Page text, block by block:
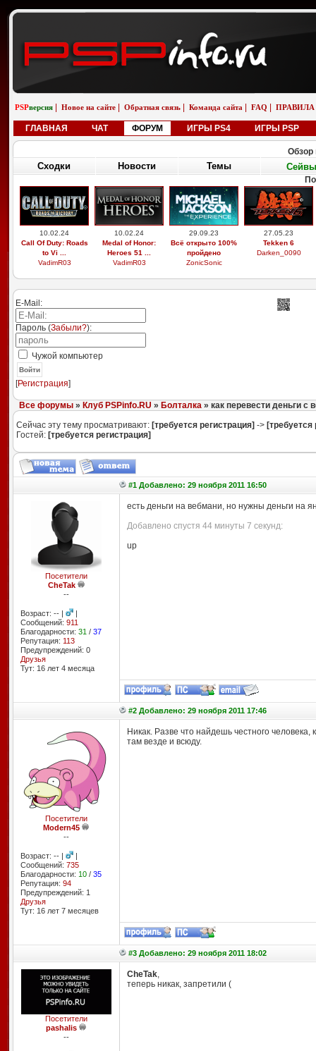
PSPверсия Новое на сайте Обратная связь Команда сайта FAQ ПРАВИЛА
ГЛАВНАЯ ЧАТ ФОРУМ ИГРЫ PS4 ИГРЫ PSP
Обзор
Сходки Новости Темы Сейвы
10.02.24
Call Of Duty: Roads
to Vi ...
VadimR03
10.02.24
Medal of Honor:
Heroes 51 ...
VadimR03
29.09.23
Всё открыто 100%
пройдено
ZonicSonic
27.05.23
Tekken 6
Darken_0090
E-Mail:
Пароль (Забыли?):
Чужой компьютер
Войти
[Регистрация]
Все форумы» Клуб PSPinfo.RU » Болталка» как перевести деньги с
Сейчас эту тему просматривают: [требуется регистрация] -> [требуется
Гостей: [требуется регистрация]
#1 Добавлено: 29 ноября 2011 16:50
Посетители
CheTak
--
Возраст: -- |
|
Сообщений: 911
Благодарности: 31 / 37
Репутация: 113
Предупреждений: 0
Друзья
Тут: 16 лет 4 месяцa
есть деньги на вебмани, но нужны деньги на
Добавлено спустя 44 минуты 7 секунд:
up
#2 Добавлено: 29 ноября 2011 17:46
Посетители
Modern45
--
Возраст: -- |
|
Сообщений: 735
Благодарности: 10/ 35
Репутация: 94
Предупреждений: 1
Друзья
Тут: 16 лет 7 месяцев
Никак. Разве что найдешь честного
там везде и всюду.
#3 Добавлено: 29 ноября 2011 18:02
Посетители
pashalis
--
CheTak,
теперь никак, запретили (